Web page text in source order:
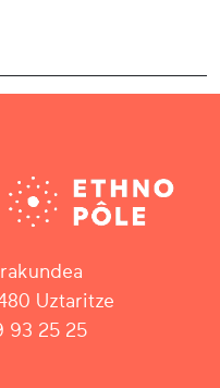
Uztaritze
93 25 25